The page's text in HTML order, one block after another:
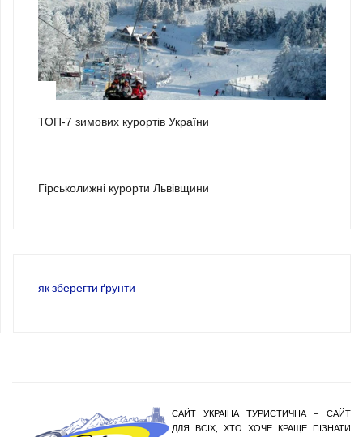
ТОП-7 зимових курортів України
Гірськолижні курорти Львівщини
як зберегти ґрунти
САЙТ УКРАЇНА ТУРИСТИЧНА – САЙТ
ДЛЯ ВСІХ, ХТО ХОЧЕ КРАЩЕ ПІЗНАТИ